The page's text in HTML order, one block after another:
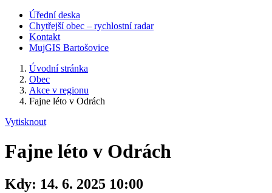
Úřední deska
Chytřejší obec – rychlostní radar
Kontakt
MujGIS Bartošovice
Úvodní stránka
Obec
Akce v regionu
Fajne léto v Odrách
Vytisknout
Fajne léto v Odrách
Kdy: 14. 6. 2025 10:00